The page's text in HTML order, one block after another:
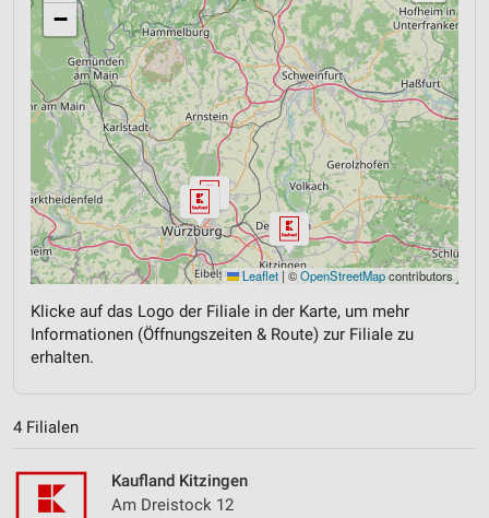
−
Leaflet | ©OpenStreetMapcontributors
Klicke auf das Logo der Filiale in der Karte, um mehr
Informationen (Öffnungszeiten & Route) zur Filiale zu
erhalten.
4 Filialen
Kaufland Kitzingen
Am Dreistock 12